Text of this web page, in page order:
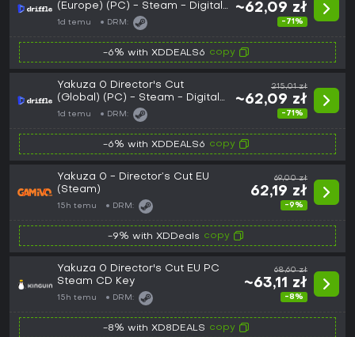
(Europe) (PC) - Steam - Digital
Key
1d temu DRM:
~62,09 zł
-71%
-6% with XDDEALS6 copy
Yakuza 0 Director's Cut
(Global) (PC) - Steam - Digital
Key
1d temu DRM:
215,01 zł
~62,09 zł
-71%
-6% with XDDEALS6 copy
Yakuza 0 - Director’s Cut EU
(Steam)
15h temu DRM:
69,00 zł
62,19 zł
-9%
-9% with XDDeals copy
Yakuza 0 Director's Cut EU PC
Steam CD Key
15h temu DRM:
68,60 zł
~63,11 zł
-8%
-8% with XD8DEALS copy